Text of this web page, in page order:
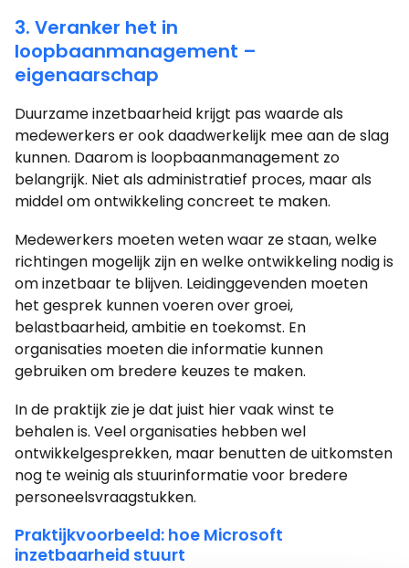
3. Veranker het in
loopbaanmanagement –
eigenaarschap
Duurzame inzetbaarheid krijgt pas waarde als
medewerkers er ook daadwerkelijk mee aan de slag
kunnen. Daarom is loopbaanmanagement zo
belangrijk. Niet als administratief proces, maar als
middel om ontwikkeling concreet te maken.
Medewerkers moeten weten waar ze staan, welke
richtingen mogelijk zijn en welke ontwikkeling nodig is
om inzetbaar te blijven. Leidinggevenden moeten
het gesprek kunnen voeren over groei,
belastbaarheid, ambitie en toekomst. En
organisaties moeten die informatie kunnen
gebruiken om bredere keuzes te maken.
In de praktijk zie je dat juist hier vaak winst te
behalen is. Veel organisaties hebben wel
ontwikkelgesprekken, maar benutten de uitkomsten
nog te weinig als stuurinformatie voor bredere
personeelsvraagstukken.
Praktijkvoorbeeld: hoe Microsoft
inzetbaarheid stuurt